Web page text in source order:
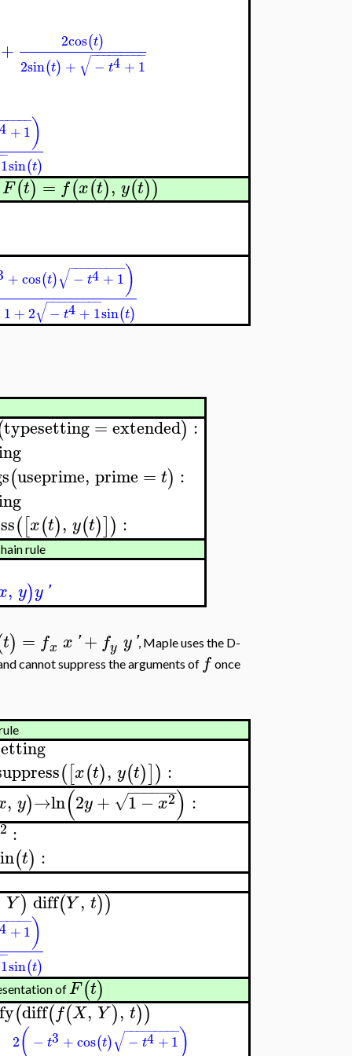
+ 2cos(t)
2sin(t) + − t4 + 1
− −
−−−−−−−
√
+1
−
−−−− )
1
−
sin(t)
F(t) = f(x(t), y(t))
+cos(t) − t4 + 1
− −
−−−−−−−
√ )
1 + 2 − t4+ 1
− −
−−−−−−−
√ sin(t)
typesetting=extended) :
(useprime, prime = t) :
([x(t), y(t)]) :
rule
, y)y '
t) = fx x '+ fy y ', Maple uses the D-
and cannot suppress the arguments of f once
([x(t), y(t)]) :
, y)→ln(2y+ 1−x2
− −
−−−−
√ ) :
2 :
(t) :
Y) diff(Y, t))
+1
−
−−−− )
1
−
sin(t)
ofF(t)
(diff(f(X, Y), t))
2( − t3 +cos(t) − t4 +1
− −
−−−−−−−
√ )